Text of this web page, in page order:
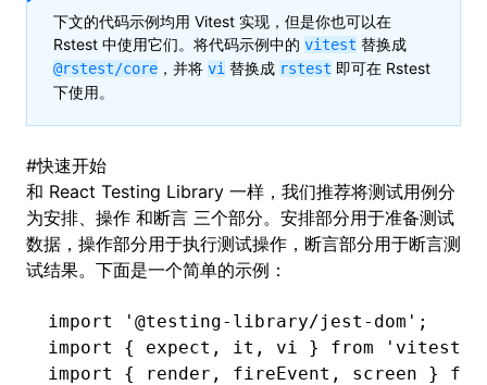
下文的代码示例均用 Vitest 实现，但是你也可以在
Rstest 中使用它们。将代码示例中的 vitest 替换成
@rstest/core ，并将 vi 替换成 rstest 即可在 Rstest
下使用。
#快速开始
和 React Testing Library 一样，我们推荐将测试用例分
为安排、 操作 和断言 三个部分。安排部分用于准备测试
数据，操作部分用于执行测试操作，断言部分用于断言测
试结果。下面是一个简单的示例：
import '@testing-library/jest-dom' ;
import
{ expect , it , vi } from 'vitest'
import
{ render , fireEvent , screen }